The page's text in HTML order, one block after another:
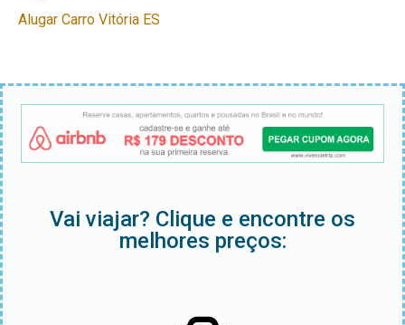
Alugar Carro Vitória ES
Vai viajar? Clique e encontre os
melhores preços: